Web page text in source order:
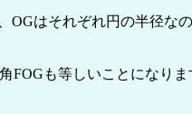
はそれぞれ円の半径な
も等しいことになり